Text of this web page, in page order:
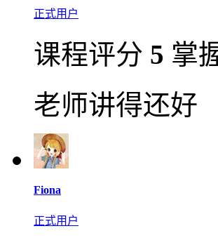
正式用户
课程评分 5 掌
老师讲得还好
Fiona
正式用户